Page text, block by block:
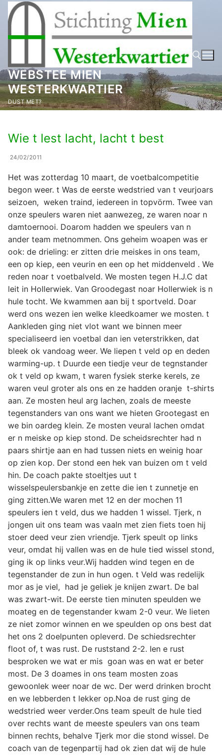
naar
inhoud
WEBSTEE MIEN
WESTERKWARTIER
DUST MET? Zoeken naar:
Wie t lest lacht, lacht t best
24/02/2011
Het was zotterdag 10 maart, de voetbalcompetitie
begon weer. t Was de eerste wedstried van t veurjoars
seizoen, weken traind, iedereen in topvörm. Twee van
onze speulers waren niet aanwezeg, ze waren noar n
damtoernooi. Doarom hadden we speulers van n
ander team metnommen. Ons geheim woapen was er
ook: de drieling: er zitten drie meiskes in ons team,
een op kiep, een veurin en een op het middenveld . We
reden noar t voetbalveld. We mosten tegen H.J.C dat
leit in Hollerwiek. Van Groodegast noar Hollerwiek is n
hule tocht. We kwammen aan bij t sportveld. Doar
werd ons wezen ien welke kleedkoamer we mosten. t
Aankleden ging niet vlot want we binnen meer
specialiseerd ien voetbal dan ien veterstrikken, dat
bleek ok vandoag weer. We liepen t veld op en deden
warming-up. t Duurde een tiedje veur de tegnstander
ok t veld op kwam, t waren fysiek sterke kerels, ze
waren veul groter als ons en ze hadden oranje t-shirts
aan. Ze mosten heul arg lachen, zoals de meeste
tegenstanders van ons want we hieten Grootegast en
we bin oardeg klein. Ze mosten veural lachen omdat
er n meiske op kiep stond. De scheidsrechter had n
paars shirtje aan en had tussen niets en weinig hoar
op zien kop. Der stond een hek van buizen om t veld
hin. De coach pakte stoeltjes uut t
wisselspeulersbankje en zette die ien t zunnetje en
ging zitten.We waren met 12 en der mochen 11
speulers ien t veld, dus we hadden 1 wissel. Tjerk, n
jongen uit ons team was vaaln met zien fiets toen hij
stoer deed veur zien vriendje. Tjerk speult op links
veur, omdat hij vallen was en de hule tied wissel stond,
ging ik op links veur.Wij hadden wind tegen en de
tegenstander de zun in hun ogen. t Veld was redelijk
mor as je viel, had je geliek je knijen zwart. De bal
was zwart-wit. De eerste tien minuten speulden we
moateg en de tegenstander kwam 2-0 veur. We lieten
ze niet zomor winnen en we speulden op ons best dat
het ons 2 doelpunten opleverd. De schiedsrechter
floot of, t was rust. De ruststand 2-2. Ien e rust
besproken we wat er mis goan was en wat er beter
most. De 3 doames in ons team mosten zoas
gewoonlek weer noar de wc. Der werd drinken brocht
en we lebberden t lekker op.Noa de rust ging de
wedstried weer verder.Ons team speult de hule tied
over rechts want de meeste speulers van ons team
binnen rechts, behalve Tjerk mor die stond wissel. De
coach van de tegenpartij had ok zien dat wij de hule